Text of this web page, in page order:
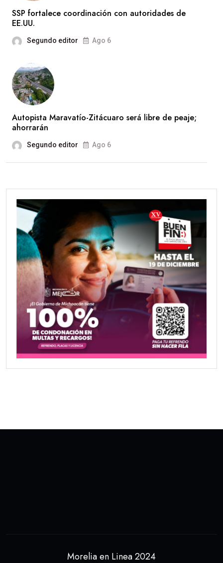
SSP fortalece coordinación con autoridades de
EE.UU.
Segundo editor Ago 6
Autopista Maravatío-Zitácuaro será libre de peaje;
ahorrarán
Segundo editor Ago 6
Morelia en Linea 2024